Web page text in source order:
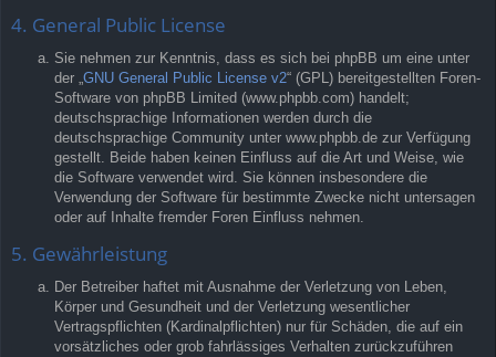
4. General Public License
Sie nehmen zur Kenntnis, dass es sich bei phpBB um eine unter
der „GNU General Public License v2“ (GPL) bereitgestellten Foren-
Software von phpBB Limited (www.phpbb.com) handelt;
deutschsprachige Informationen werden durch die
deutschsprachige Community unter www.phpbb.de zur Verfügung
gestellt. Beide haben keinen Einfluss auf die Art und Weise, wie
die Software verwendet wird. Sie können insbesondere die
Verwendung der Software für bestimmte Zwecke nicht untersagen
oder auf Inhalte fremder Foren Einfluss nehmen.
5. Gewährleistung
Der Betreiber haftet mit Ausnahme der Verletzung von Leben,
Körper und Gesundheit und der Verletzung wesentlicher
Vertragspflichten (Kardinalpflichten) nur für Schäden, die auf ein
vorsätzliches oder grob fahrlässiges Verhalten zurückzuführen